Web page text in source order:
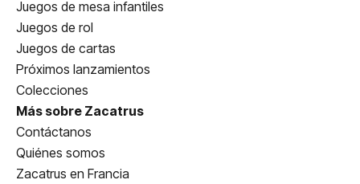
Juegos de mesa infantiles
Juegos de rol
Juegos de cartas
Próximos lanzamientos
Colecciones
Más sobre Zacatrus
Contáctanos
Quiénes somos
Zacatrus en Francia